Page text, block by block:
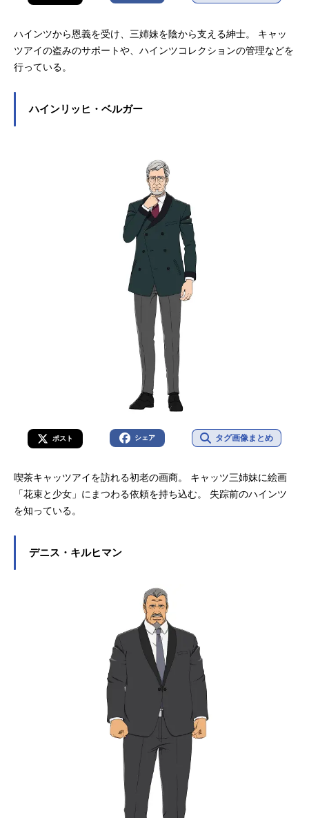
ハインツから恩義を受け、三姉妹を陰から支える紳士。 キャッ
ツアイの盗みのサポートや、ハインツコレクションの管理などを
行っている。
ハインリッヒ・ベルガー
ポスト シェア タグ画像まとめ
喫茶キャッツアイを訪れる初老の画商。 キャッツ三姉妹に絵画
「花束と少女」にまつわる依頼を持ち込む。 失踪前のハインツ
を知っている。
デニス・キルヒマン